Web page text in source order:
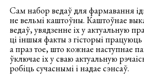
Сам набор ведаў для фармавання
не вельмі каштоўны. Каштоўнае
ведаў, увядзенне іх у актуальную
ці іншыя факты з гісторыі
а праз тое, што кожнае наступнае
ўключае іх у сваю актуальную
робіць сучаснымі і надае сэнсаў.